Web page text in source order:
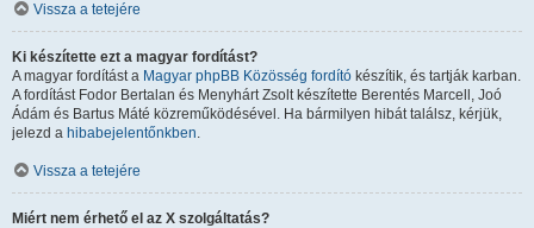
Vissza a tetejére
Ki készítette ezt a magyar fordítást?
A magyar fordítást a Magyar phpBB Közösség fordító készítik, és tartják karban.
A fordítást Fodor Bertalan és Menyhárt Zsolt készítette Berentés Marcell, Joó
Ádám és Bartus Máté közreműködésével. Ha bármilyen hibát találsz, kérjük,
jelezd a hibabejelentőnkben.
Vissza a tetejére
Miért nem érhető el az X szolgáltatás?